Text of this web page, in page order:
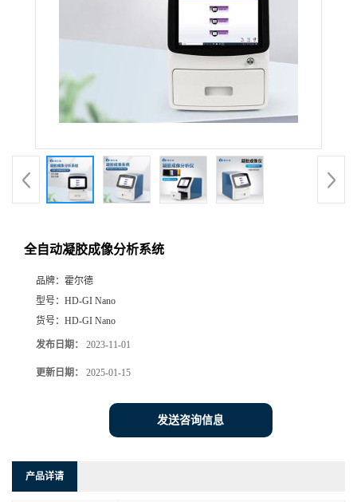
全自动凝胶成像分析系统
品牌： 霍尔德
型号： HD-GI Nano
货号： HD-GI Nano
发布日期： 2023-11-01
更新日期： 2025-01-15
发送咨询信息
产品详请